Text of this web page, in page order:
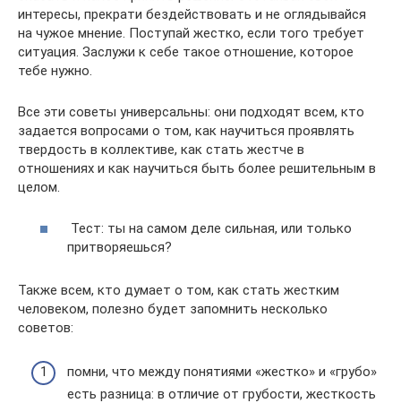
интересы, прекрати бездействовать и не оглядывайся
на чужое мнение. Поступай жестко, если того требует
ситуация. Заслужи к себе такое отношение, которое
тебе нужно.
Все эти советы универсальны: они подходят всем, кто
задается вопросами о том, как научиться проявлять
твердость в коллективе, как стать жестче в
отношениях и как научиться быть более решительным в
целом.
Тест: ты на самом деле сильная, или только
притворяешься?
Также всем, кто думает о том, как стать жестким
человеком, полезно будет запомнить несколько
советов:
помни, что между понятиями «жестко» и «грубо»
есть разница: в отличие от грубости, жесткость